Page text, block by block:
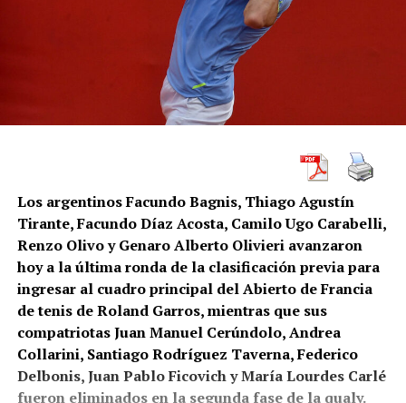
Los argentinos Facundo Bagnis, Thiago Agustín
Tirante, Facundo Díaz Acosta, Camilo Ugo Carabelli,
Renzo Olivo y Genaro Alberto Olivieri avanzaron
hoy a la última ronda de la clasificación previa para
ingresar al cuadro principal del Abierto de Francia
de tenis de Roland Garros, mientras que sus
compatriotas Juan Manuel Cerúndolo, Andrea
Collarini, Santiago Rodríguez Taverna, Federico
Delbonis, Juan Pablo Ficovich y María Lourdes Carlé
fueron eliminados en la segunda fase de la qualy.